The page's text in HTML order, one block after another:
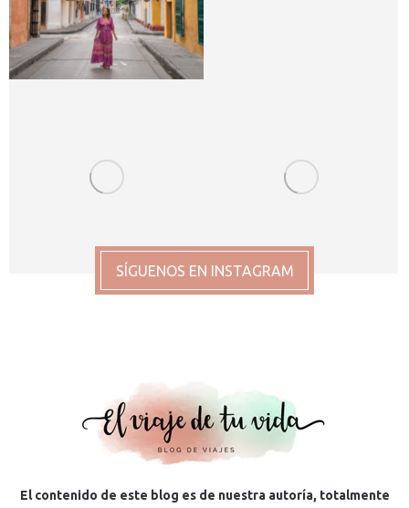
SÍGUENOS EN INSTAGRAM
El contenido de este blog es de nuestra autoría, totalmente